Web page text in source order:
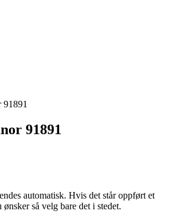
91891
91891
automatisk. Hvis det står oppført et
så velg bare det i stedet.